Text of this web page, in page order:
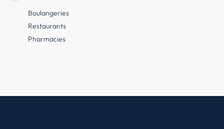
Boulangeries
Restaurants
Pharmacies